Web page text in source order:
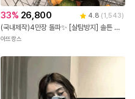
33% 26,800 4.8 (1,543)
(국내제작)4만장 돌파✨ [살탐방지] 솔튼 시스루 요루 크롭 셔츠 시스루셔츠 요루셔츠 크롭셔츠 데일리룩 여리핏코디 꾸안꾸룩 셔츠추천 여름셔츠 캠퍼스룩 살안타템 여름옷 여성셔츠 bs7659
아뜨랑스